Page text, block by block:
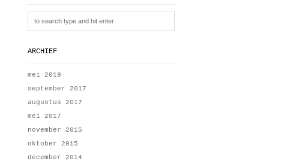
ARCHIEF
mei 2019
september 2017
augustus 2017
mei 2017
november 2015
oktober 2015
december 2014